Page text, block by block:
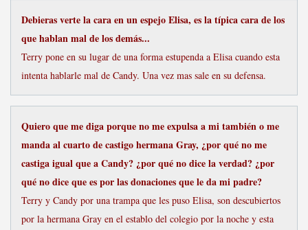
Debieras verte la cara en un espejo Elisa, es la típica cara de los
que hablan mal de los demás...
Terry pone en su lugar de una forma estupenda a Elisa cuando esta
intenta hablarle mal de Candy. Una vez mas sale en su defensa.
Quiero que me diga porque no me expulsa a mi también o me
manda al cuarto de castigo hermana Gray, ¿por qué no me
castiga igual que a Candy? ¿por qué no dice la verdad? ¿por
qué no dice que es por las donaciones que le da mi padre?
Terry y Candy por una trampa que les puso Elisa, son descubiertos
por la hermana Gray en el establo del colegio por la noche y esta